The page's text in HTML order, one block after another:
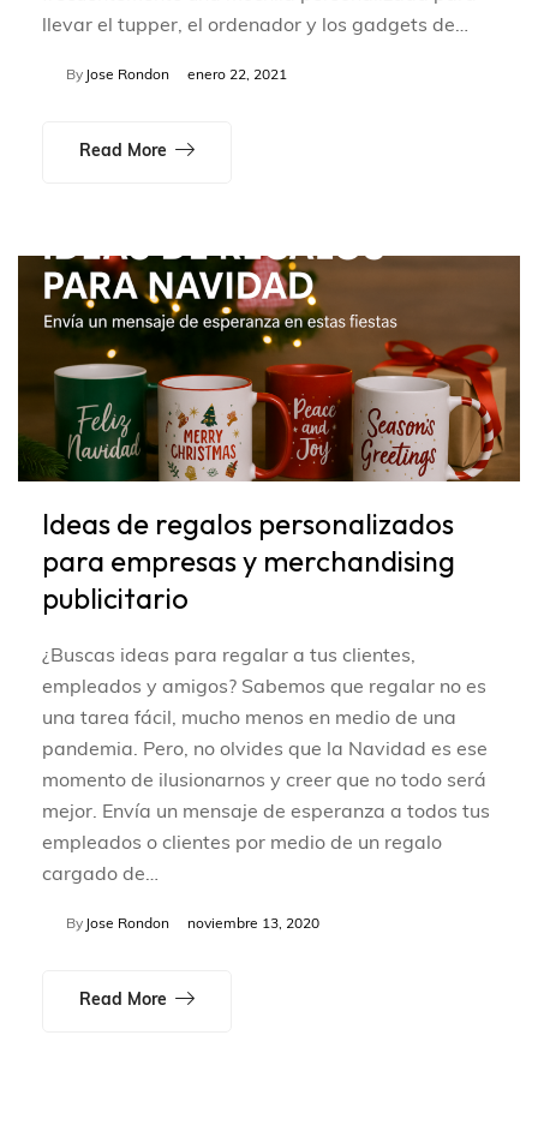
llevar el tupper, el ordenador y los gadgets de…
By Jose Rondon enero 22, 2021
Read More
Ideas de regalos personalizados
para empresas y merchandising
publicitario
¿Buscas ideas para regalar a tus clientes,
empleados y amigos? Sabemos que regalar no es
una tarea fácil, mucho menos en medio de una
pandemia. Pero, no olvides que la Navidad es ese
momento de ilusionarnos y creer que no todo será
mejor. Envía un mensaje de esperanza a todos tus
empleados o clientes por medio de un regalo
cargado de…
By Jose Rondon noviembre 13, 2020
Read More